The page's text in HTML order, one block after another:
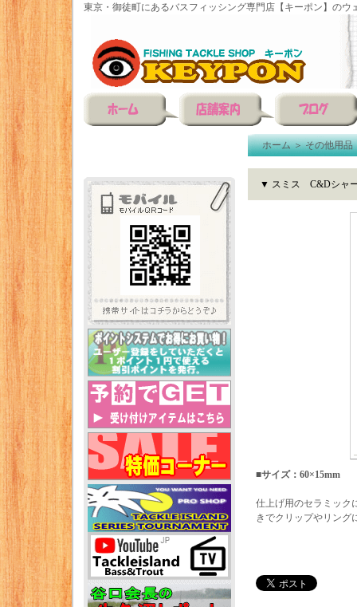
東京・御徒町にあるバスフィッシング専門店【キーポン】のウ
ホーム＞その他用品
▼ スミス C&Dシャ
■サイズ：60×15mm
仕上げ用のセラミック
きでクリップやリング